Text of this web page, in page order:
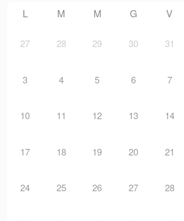
L M M G V
27 28 29 30 31
3 4 5 6 7
10 11 12 13 14
17 18 19 20 21
24 25 26 27 28